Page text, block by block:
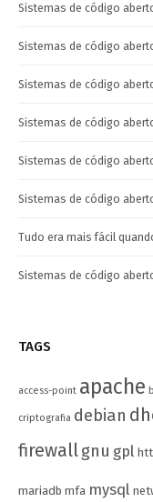
Sistemas de código
Sistemas de código
Sistemas de código
Sistemas de código
Sistemas de código
Sistemas de código
Tudo era mais fácil
Sistemas de código
TAGS
access-point apache
criptografia debian
firewallgnu gpl
mariadb mfa mysql